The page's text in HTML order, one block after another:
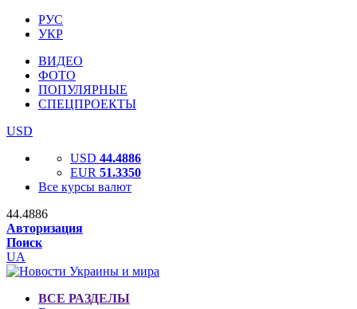
РУС
УКР
ВИДЕО
ФОТО
ПОПУЛЯРНЫЕ
СПЕЦПРОЕКТЫ
USD
USD 44.4886
EUR 51.3350
Все курсы валют
44.4886
Авторизация
Поиск
UA
ВСЕ РАЗДЕЛЫ